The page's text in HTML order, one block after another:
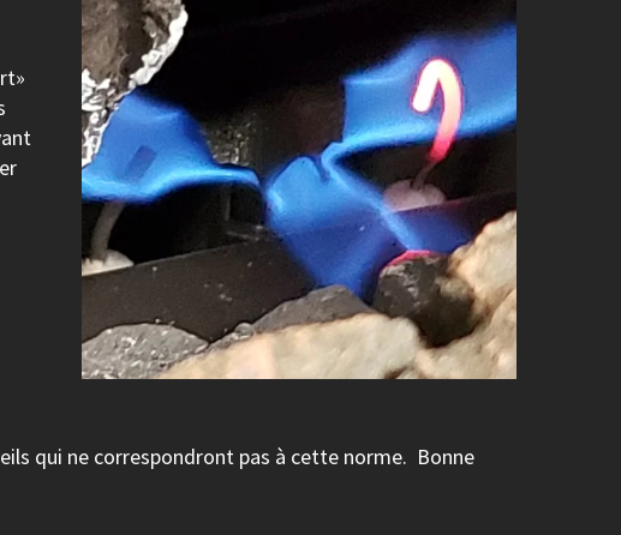
EXEMPLE D'UN
PILOT ALLUMÉ
Ce pilot a été pris en photo sur un appareil
au gaz Archgard. À partir de 2020, tous les
appareils de ce type devront inclure un
dispositif qui éteindra automatiquement
celui-ci après 7 jours d’inactivité.
qui ne correspondront pas à cette norme. Bonne